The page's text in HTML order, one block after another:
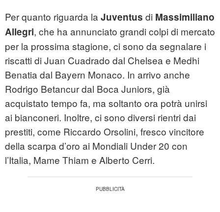
Per quanto riguarda la Juventus di Massimiliano
Allegri, che ha annunciato grandi colpi di mercato
per la prossima stagione, ci sono da segnalare i
riscatti di Juan Cuadrado dal Chelsea e Medhi
Benatia dal Bayern Monaco. In arrivo anche
Rodrigo Betancur dal Boca Juniors, già
acquistato tempo fa, ma soltanto ora potrà unirsi
ai bianconeri. Inoltre, ci sono diversi rientri dai
prestiti, come Riccardo Orsolini, fresco vincitore
della scarpa d’oro ai Mondiali Under 20 con
l’Italia, Mame Thiam e Alberto Cerri.